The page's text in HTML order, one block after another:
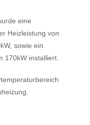
eine
Heizleistung von
sowie ein
170kW installiert.